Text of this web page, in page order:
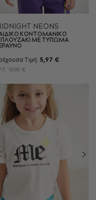
NEONS
ΚΟΝΤΟΜΑΝΙΚΟ
ΜΕ ΤΥΠΩΜΑ
Τιμή: 5,97 €
19,90 €